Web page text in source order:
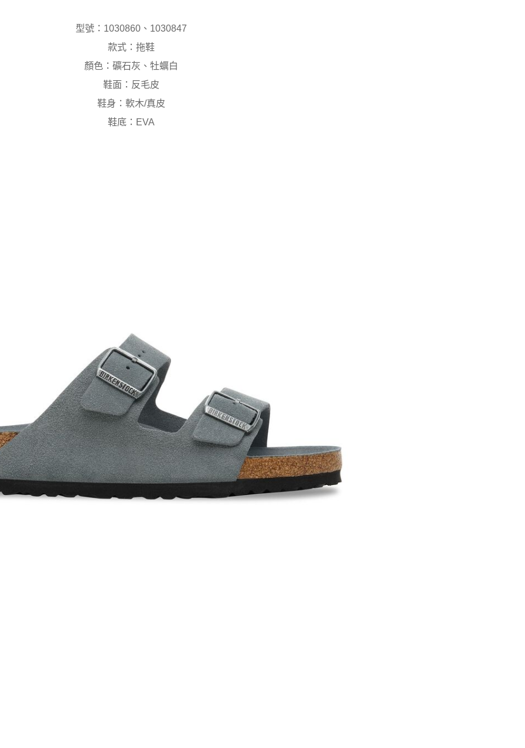
型號：1030860、1030847
款式：拖鞋
顏色：礦石灰、牡蠣白
鞋面：反毛皮
鞋身：軟木/真皮
鞋底：EVA